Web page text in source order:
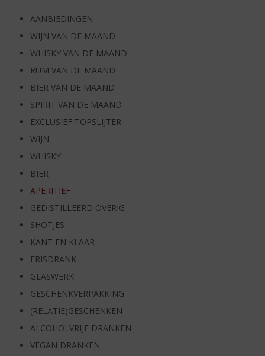
AANBIEDINGEN
WIJN VAN DE MAAND
WHISKY VAN DE MAAND
RUM VAN DE MAAND
BIER VAN DE MAAND
SPIRIT VAN DE MAAND
EXCLUSIEF TOPSLIJTER
WIJN
WHISKY
BIER
APERITIEF
GEDISTILLEERD OVERIG
SHOTJES
KANT EN KLAAR
FRISDRANK
GLASWERK
GESCHENKVERPAKKING
(RELATIE)GESCHENKEN
ALCOHOLVRIJE DRANKEN
VEGAN DRANKEN